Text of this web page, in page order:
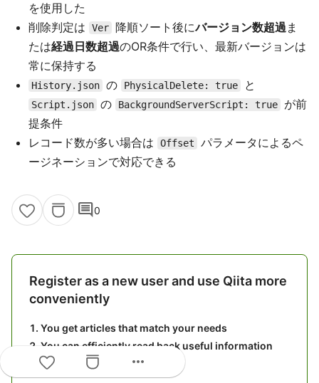
を使用した
削除判定は
Ver 降順ソート後にバージョン数超過ま
たは経過日数超過のOR条件で行い、最新バージョンは
常に保持する
History.json の PhysicalDelete: true と
Script.json の BackgroundServerScript: true
が前
提条件
レコード数が多い場合は
Offset
パラメータによるペ
ージネーションで対応できる
comment0
Register as a new user and use Qiita more
conveniently
You get articles that match your needs
You can efficiently read back useful information
You can use dark theme
more_horiz